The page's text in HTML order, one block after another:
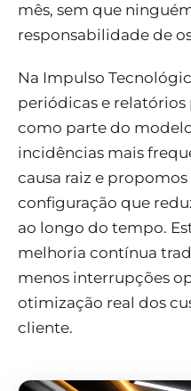
mês, sem que
responsabilidade de
Na Impulso
periódicas e relatórios
como parte do
incidências mais
causa raiz e
configuração que
ao longo do tempo.
melhoria contínua
menos interrupções
otimização real dos
cliente.